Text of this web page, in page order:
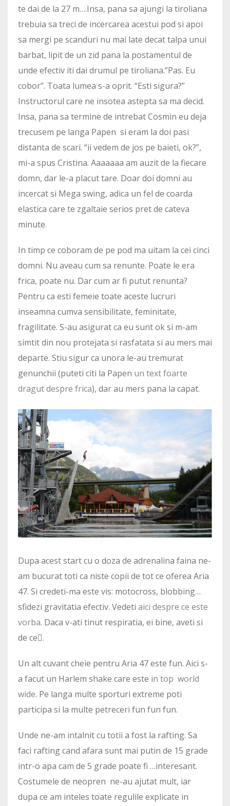
te dai de la 27 m….Insa, pana sa ajungi la tiroliana
trebuia sa treci de incercarea acestui pod si apoi
sa mergi pe scanduri nu mai late decat talpa unui
barbat, lipit de un zid pana la postamentul de
unde efectiv iti dai drumul pe tiroliana.”Pas. Eu
cobor”. Toata lumea s-a oprit. “Esti sigura?”
Instructorul care ne insotea astepta sa ma decid.
Insa, pana sa termine de intrebat Cosmin eu deja
trecusem pe langa Papen si eram la doi pasi
distanta de scari. “ii vedem de jos pe baieti, ok?”,
mi-a spus Cristina. Aaaaaaa am auzit de la fiecare
domn, dar le-a placut tare. Doar doi domni au
incercat si Mega swing, adica un fel de coarda
elastica care te zgaltaie serios pret de cateva
minute.
In timp ce coboram de pe pod ma uitam la cei cinci
domni. Nu aveau cum sa renunte. Poate le era
frica, poate nu. Dar cum ar fi putut renunta?
Pentru ca esti femeie toate aceste lucruri
inseamna cumva sensibilitate, feminitate,
fragilitate. S-au asigurat ca eu sunt ok si m-am
simtit din nou protejata si rasfatata si au mers mai
departe. Stiu sigur ca unora le-au tremurat
genunchii (puteti citi la Papen un text foarte
dragut despre frica), dar au mers pana la capat.
Dupa acest start cu o doza de adrenalina faina ne-
am bucurat toti ca niste copii de tot ce oferea Aria
47. Si credeti-ma este vis: motocross, blobbing…
sfidezi gravitatia efectiv. Vedeti aici despre ce este
vorba. Daca v-ati tinut respiratia, ei bine, aveti si
de ce.
Un alt cuvant cheie pentru Aria 47 este fun. Aici s-
a facut un Harlem shake care este in top world
wide. Pe langa multe sporturi extreme poti
participa si la multe petreceri fun fun fun.
Unde ne-am intalnit cu totii a fost la rafting. Sa
faci rafting cand afara sunt mai putin de 15 grade
intr-o apa cam de 5 grade poate fi …interesant.
Costumele de neopren ne-au ajutat mult, iar
dupa ce am inteles toate regulile explicate in